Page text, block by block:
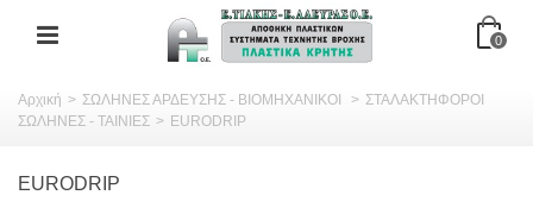
0
Αρχική > ΣΩΛΗΝΕΣ ΑΡΔΕΥΣΗΣ - ΒΙΟΜΗΧΑΝΙΚΟΙ > ΣΤΑΛΑΚΤΗΦΟΡΟΙ
ΣΩΛΗΝΕΣ - ΤΑΙΝΙΕΣ > EURODRIP
EURODRIP